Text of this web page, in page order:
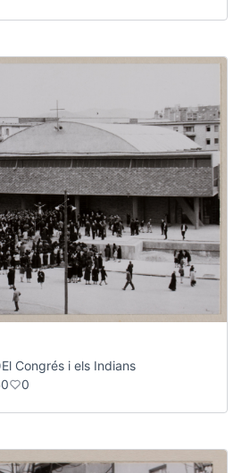
El Congrés i els Indians
0 0